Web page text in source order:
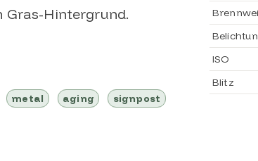
Gras-Hintergrund.
metal aging
signpost
ISO
Blitz